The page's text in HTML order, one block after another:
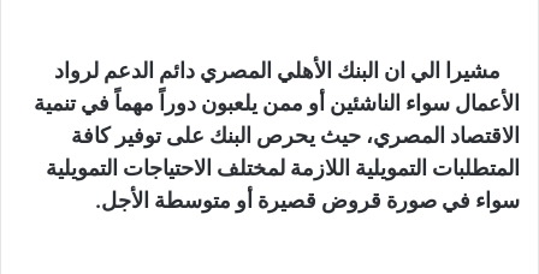
مشيرا الي ان البنك الأهلي المصري دائم الدعم لرواد
الأعمال سواء الناشئين أو ممن يلعبون دوراً مهماً في تنمية
الاقتصاد المصري، حيث يحرص البنك على توفير كافة
المتطلبات التمويلية اللازمة لمختلف الاحتياجات التمويلية
سواء في صورة قروض قصيرة أو متوسطة الأجل.